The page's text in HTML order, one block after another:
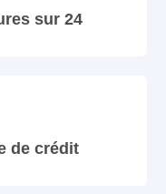
sur 24
de crédit